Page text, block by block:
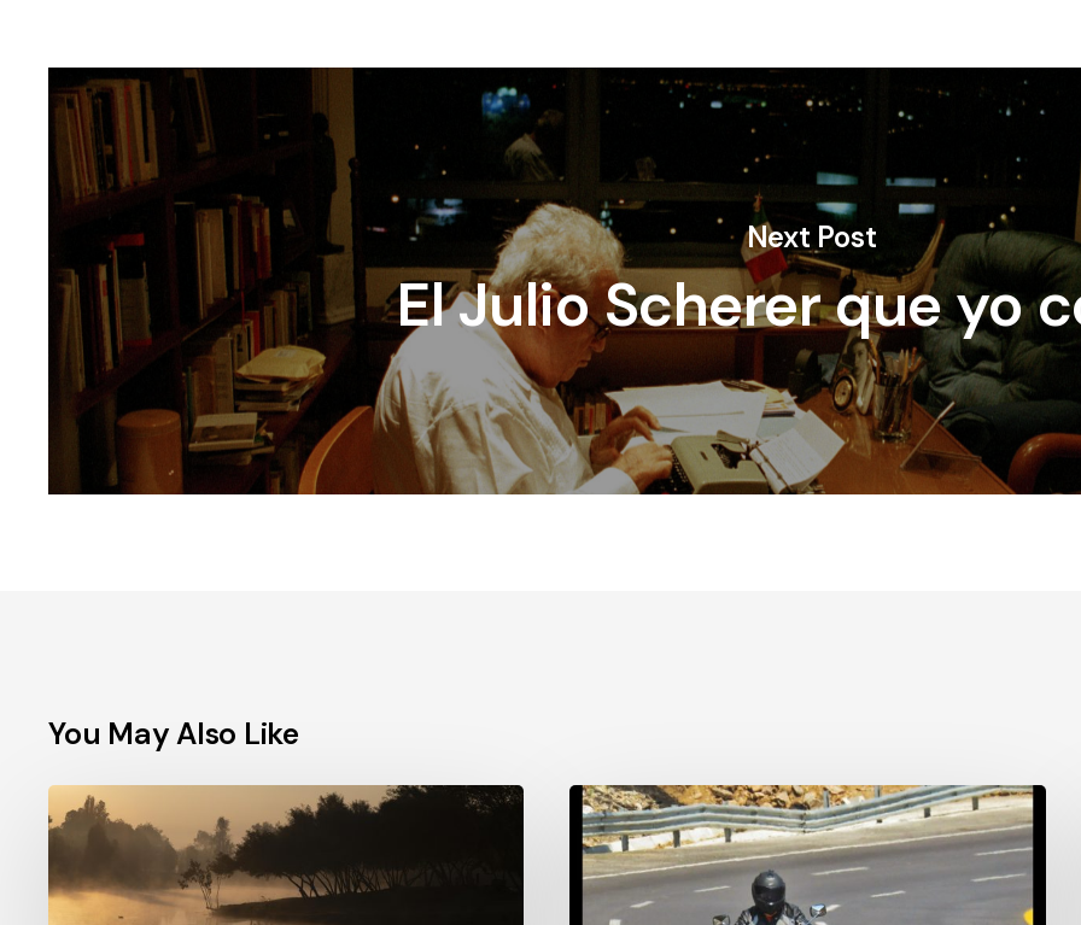
Next Post
El Julio Scherer que yo
You May Also Like
Workshop
con
Gabriel
Figueroa
Mi
gente